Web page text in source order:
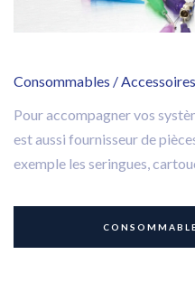
Consommables / Accessoires
Pour accompagner vos
est aussi fournisseur de
exemple les seringues,